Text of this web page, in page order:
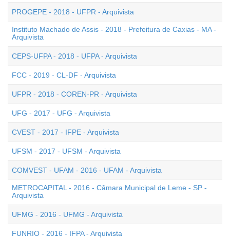
PROGEPE - 2018 - UFPR - Arquivista
Instituto Machado de Assis - 2018 - Prefeitura de Caxias - MA -
Arquivista
CEPS-UFPA - 2018 - UFPA - Arquivista
FCC - 2019 - CL-DF - Arquivista
UFPR - 2018 - COREN-PR - Arquivista
UFG - 2017 - UFG - Arquivista
CVEST - 2017 - IFPE - Arquivista
UFSM - 2017 - UFSM - Arquivista
COMVEST - UFAM - 2016 - UFAM - Arquivista
METROCAPITAL - 2016 - Câmara Municipal de Leme - SP -
Arquivista
UFMG - 2016 - UFMG - Arquivista
FUNRIO - 2016 - IFPA - Arquivista